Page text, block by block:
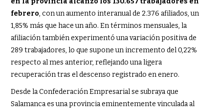
febrero, con un aumento interanual de 2.376 afiliados, un
1,85% más que hace un año. En términos mensuales, la
afiliación también experimentó una variación positiva de
289 trabajadores, lo que supone un incremento del 0,22%
respecto al mes anterior, reflejando una ligera
recuperación tras el descenso registrado en enero.
Desde la Confederación Empresarial se subraya que
Salamanca es una provincia eminentemente vinculada al